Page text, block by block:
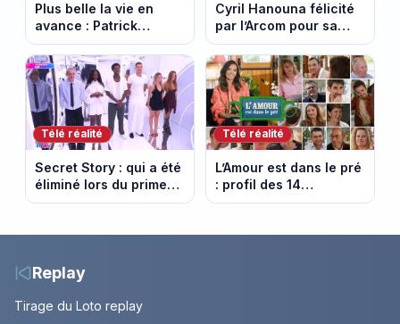
Plus belle la vie en
avance : Patrick
Nebout est-il mort ?
Episode du 10 août
2026 (spoiler)
Cyril Hanouna félicité
par l’Arcom pour sa
maîtrise de l’antenne
face aux propos de
Delphine Wespiser sur
le cancer
Télé réalité
Secret Story : qui a été
éliminé lors du prime
du 6 août 2026 sur
Télé réalité
L’Amour est dans le pré
: profil des 14
agriculteurs, speed
nouvelles histoires
Replay
Tirage du Loto replay